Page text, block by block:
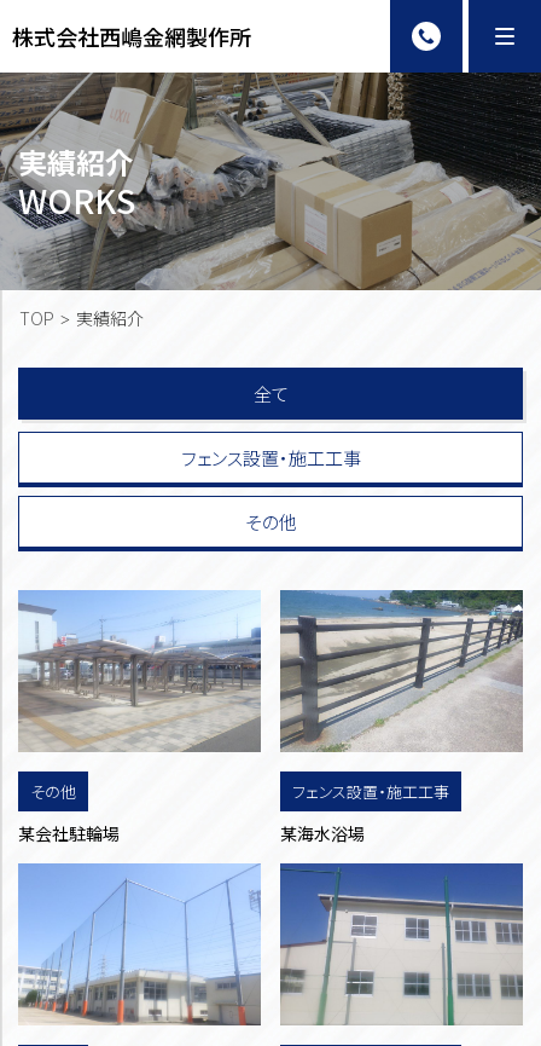
株式会社西嶋金網製作所
実績紹介
WORKS
TOP 実績紹介
全て
フェンス設置・施工工事
その他
その他
某会社駐輪場
フェンス設置・施工工事
某海水浴場